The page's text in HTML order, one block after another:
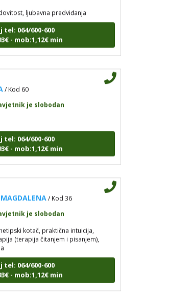
ljubavna predviđanja
tel: 064/600-600
- mob:1,12€ min
tel: 064/600-600
- mob:1,12€ min
kotač, praktična intuicija,
(terapija čitanjem i pisanjem),
tel: 064/600-600
- mob:1,12€ min